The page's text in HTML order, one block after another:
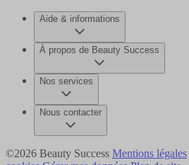
Aide & informations
À propos de Beauty Success
Nos services
Nous contacter
©2026 Beauty Success Mentions légales